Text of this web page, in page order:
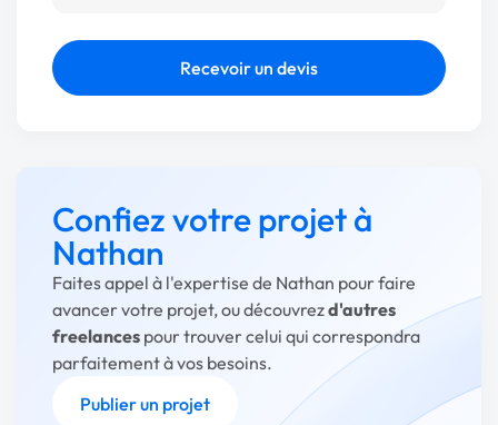
Recevoir un devis
Confiez votre projet à
Nathan
Faites appel à l'expertise de Nathan pour faire
avancer votre projet, ou découvrezd'autres
freelances pour trouver celui qui correspondra
parfaitement à vos besoins.
Publier un projet